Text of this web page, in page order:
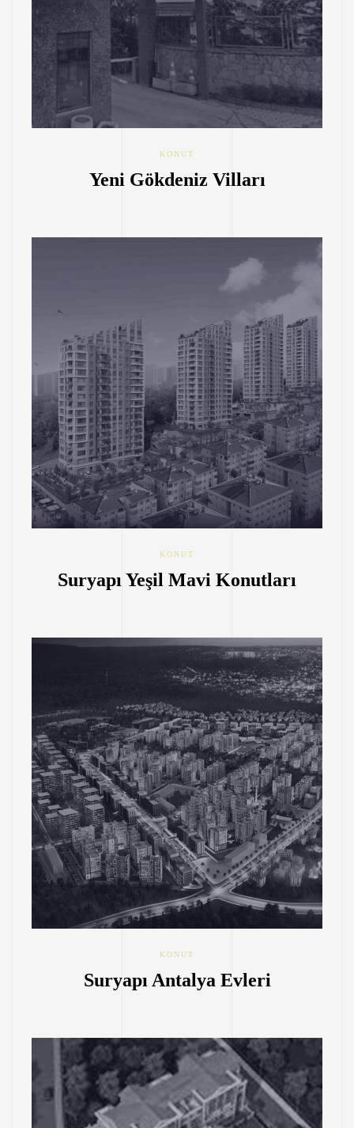
KONUT
Yeni Gökdeniz Vilları
KONUT
Suryapı Yeşil Mavi Konutları
KONUT
Suryapı Antalya Evleri